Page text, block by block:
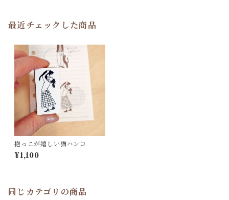
最近チェックした商品
抱っこが嬉しい猫ハンコ
¥1,100
同じカテゴリの商品